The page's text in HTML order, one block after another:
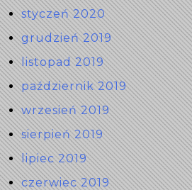
styczeń 2020
grudzień 2019
listopad 2019
październik 2019
wrzesień 2019
sierpień 2019
lipiec 2019
czerwiec 2019